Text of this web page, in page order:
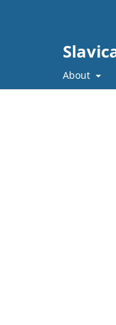
About